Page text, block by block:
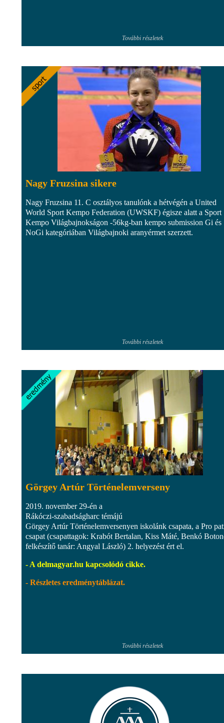
További részletek
Nagy Fruzsina sikere
Nagy Fruzsina 11. C osztályos tanulónk a hétvégén a United
World Sport Kempo Federation (UWSKF) égisze alatt a Sport
Kempo Világbajnokságon -56kg-ban kempo submission Gi és
NoGi kategóriában Világbajnoki aranyérmet szerzett.
További részletek
Görgey Artúr Történelemverseny
2019. november 29-én a
Rákóczi-szabadságharc témájú
Görgey Artúr Történelemversenyen iskolánk csapata, a Pro
csapat (csapattagok: Krabót Bertalan, Kiss Máté, Benkó
felkészítő tanár: Angyal László) 2. helyezést ért el.
- A delmagyar.hu kapcsolódó cikke.
- Részletes eredménytáblázat.
További részletek